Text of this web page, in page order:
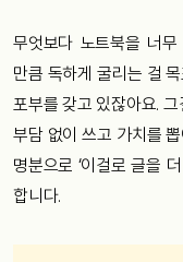
무엇보다 노트북을 너
만큼 독하게 굴리는 걸
포부를 갖고 있잖아요. 그
부담 없이 쓰고 가치를
명분으로 ‘이걸로 글을
합니다.